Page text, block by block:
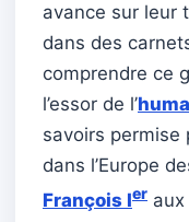
avance sur leur
dans des
comprendre ce
l’essor de l’
savoirs permise
dans l’Europe
François Ier